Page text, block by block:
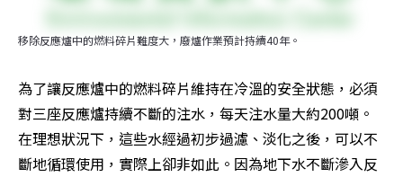
移除反應爐中的燃料碎片難度大，廢爐作業預計持續40年。
為了讓反應爐中的燃料碎片維持在冷溫的安全狀態，必須
對三座反應爐持續不斷的注水，每天注水量大約200噸。
在理想狀況下，這些水經過初步過濾、淡化之後，可以不
斷地循環使用，實際上卻非如此。因為地下水不斷滲入反